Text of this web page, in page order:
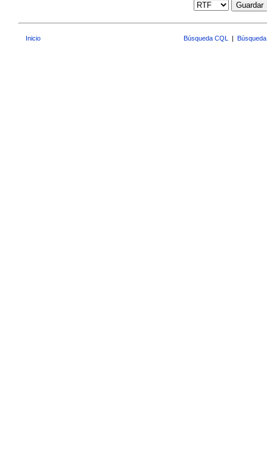
Guardar
Inicio Búsqueda CQL